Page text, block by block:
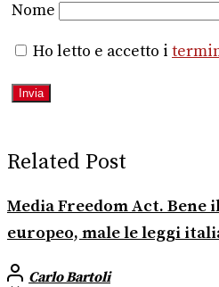
Nome
Ho letto e accetto i
Related Post
Media Freedom Act. Bene
europeo, male le leggi
Carlo Bartoli